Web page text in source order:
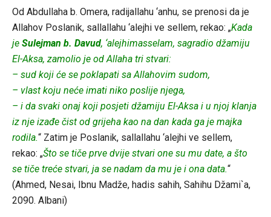
Od Abdullaha b. Omera, radijallahu ‘anhu, se prenosi da je
Allahov Poslanik, sallallahu ‘alejhi ve sellem, rekao: „Kada
je Sulejman b. Davud, ‘alejhimasselam, sagradio džamiju
El-Aksa, zamolio je od Allaha tri stvari:
– sud koji će se poklapati sa Allahovim sudom,
– vlast koju neće imati niko poslije njega,
– i da svaki onaj koji posjeti džamiju El-Aksa i u njoj klanja
iz nje izađe čist od grijeha kao na dan kada ga je majka
rodila.“ Zatim je Poslanik, sallallahu ‘alejhi ve sellem,
rekao: „Što se tiče prve dvije stvari one su mu date, a što
se tiče treće stvari, ja se nadam da mu je i ona data.“
(Ahmed, Nesai, Ibnu Madže, hadis sahih, Sahihu Džami`a,
2090. Albani)